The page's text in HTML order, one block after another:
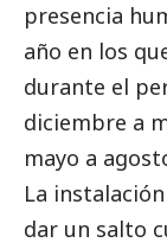
presencia
año en los
durante el
diciembre a
mayo a
La
dar un salto